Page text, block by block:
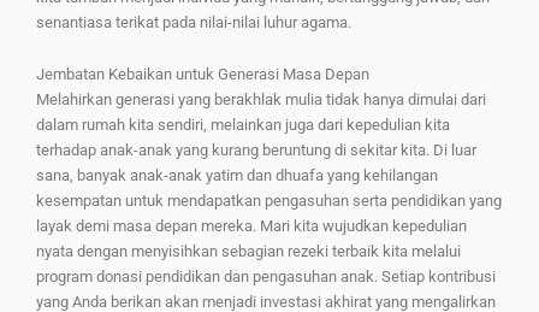
senantiasa terikat pada nilai-nilai luhur agama.
Jembatan Kebaikan untuk Generasi Masa Depan
Melahirkan generasi yang berakhlak mulia tidak hanya dimulai dari
dalam rumah kita sendiri, melainkan juga dari kepedulian kita
terhadap anak-anak yang kurang beruntung di sekitar kita. Di luar
sana, banyak anak-anak yatim dan dhuafa yang kehilangan
kesempatan untuk mendapatkan pengasuhan serta pendidikan yang
layak demi masa depan mereka. Mari kita wujudkan kepedulian
nyata dengan menyisihkan sebagian rezeki terbaik kita melalui
program donasi pendidikan dan pengasuhan anak. Setiap kontribusi
yang Anda berikan akan menjadi investasi akhirat yang mengalirkan